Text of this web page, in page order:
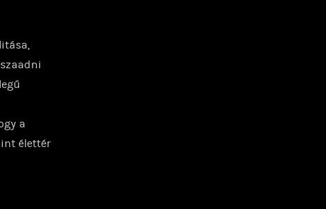
a
élettér